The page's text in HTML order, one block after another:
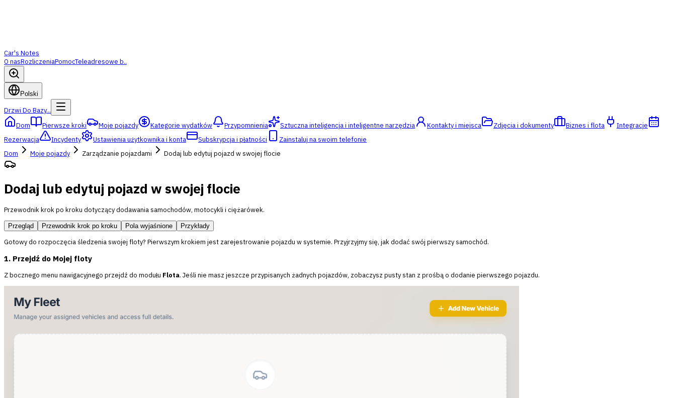
Car's Notes
O nasRozliczeniaPomocTeleadresowe b..
Polski
Drzwi Do Bazy...
Dom
Pierwsze kroki Moje pojazdy Kategorie wydatków Przypomnienia Sztuczna inteligencja i inteligentne narzędzia Kontakty i miejsca Zdjęcia i dokumenty Biznes i flota
Integracje
Rezerwacja
Incydenty Ustawienia użytkownika i konta Subskrypcja i płatności
Zainstaluj na swoim telefonie
Dom
Moje pojazdy Zarządzanie pojazdami Dodaj lub edytuj pojazd w swojej flocie
Dodaj lub edytuj pojazd w swojej flocie
Przewodnik krok po kroku dotyczący dodawania samochodów, motocykli i ciężarówek.
Przegląd Przewodnik krok po kroku Pola wyjaśnione Przykłady
Gotowy do rozpoczęcia śledzenia swojej floty? Pierwszym krokiem jest zarejestrowanie pojazdu w systemie. Przyjrzyjmy się, jak dodać swój pierwszy samochód.
1. Przejdź do Mojej floty
Z bocznego menu nawigacyjnego przejdź do modułu Flota. Jeśli nie masz jeszcze przypisanych żadnych pojazdów, zobaczysz pusty stan z prośbą o dodanie pierwszego pojazdu.